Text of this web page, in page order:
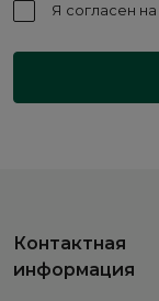
Я согласен на
Контактная
информация